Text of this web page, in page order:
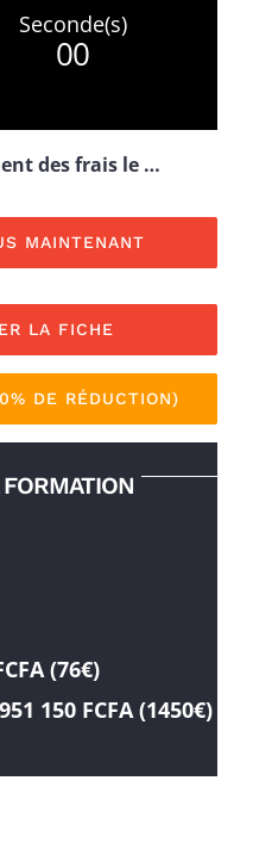
00
Seconde(s)
des frais le …
MAINTENANT
LA FICHE
DE RÉDUCTION)
(76€)
150FCFA(1450€)